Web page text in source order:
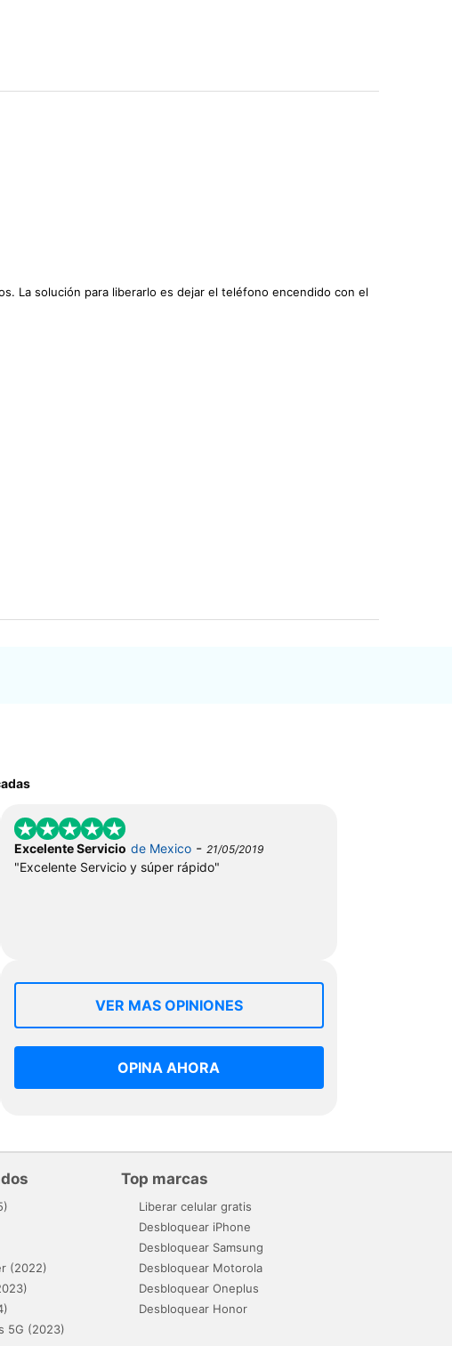
La solución para liberarlo es dejar el teléfono encendido con el
Excelente Servicio de Mexico -21/05/2019
"Excelente Servicio y súper rápido"
VER MAS OPINIONES
OPINA AHORA
(2022)
5G (2023)
Top marcas
Liberar celular gratis
Desbloquear iPhone
Desbloquear Samsung
Desbloquear Motorola
Desbloquear Oneplus
Desbloquear Honor